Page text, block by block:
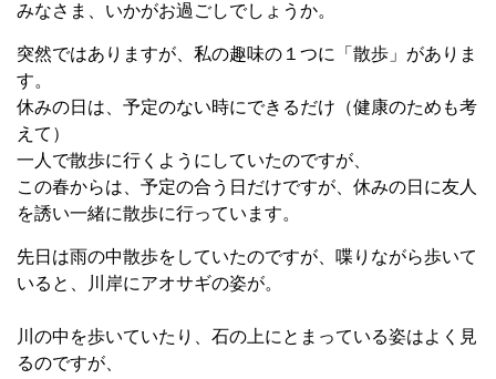
みなさま、いかがお過ごしでしょうか。
突然ではありますが、私の趣味の１つに「散歩」がありま
す。
休みの日は、予定のない時にできるだけ（健康のためも考
えて）
一人で散歩に行くようにしていたのですが、
この春からは、予定の合う日だけですが、休みの日に友人
を誘い一緒に散歩に行っています。
先日は雨の中散歩をしていたのですが、喋りながら歩いて
いると、川岸にアオサギの姿が。
川の中を歩いていたり、石の上にとまっている姿はよく見
るのですが、